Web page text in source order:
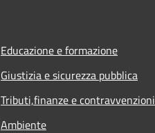
Educazione e formazione
Giustizia e sicurezza pubblica
Tributi,finanze e contravvenzioni
Ambiente